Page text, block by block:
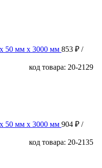
50 мм х 3000 мм 853 ₽ /
код товара: 20-2129
50 мм х 3000 мм 904 ₽ /
код товара: 20-2135